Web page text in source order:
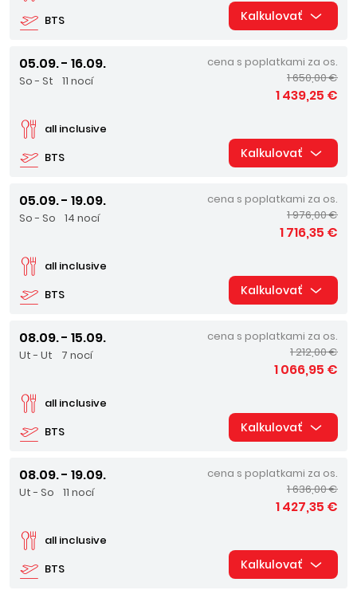
BTS Kalkulovať
05.09. - 16.09.
So - St 11 nocí
BTS
all inclusive
cena s poplatkami za os.
1 650,00 €
1 439,25 €
Kalkulovať
05.09. - 19.09.
So - So 14 nocí
BTS
all inclusive
cena s poplatkami za os.
1 976,00 €
1 716,35 €
Kalkulovať
08.09. - 15.09.
Ut - Ut 7 nocí
BTS
all inclusive
cena s poplatkami za os.
1 212,00 €
1 066,95 €
Kalkulovať
08.09. - 19.09.
Ut - So 11 nocí
BTS
all inclusive
cena s poplatkami za os.
1 636,00 €
1 427,35 €
Kalkulovať